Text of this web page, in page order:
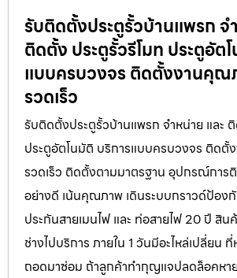
รับติดตั้งประตูรั้วบ้านแพรก จ
ติดตั้ง ประตูรั้วรีโมท ประตูอัต
แบบครบวงจร ติดตั้งงานคุณ
รวดเร็ว
รับติดตั้งประตูรั้วบ้านแพรก จำหน่าย และ
ประตูอัตโนมัติ บริการแบบครบวงจร ติดตั้
รวดเร็ว ติดตั้งตามมาตรฐาน อุปกรณ์การ
อย่างดี เน้นคุณภาพ เดินระบบกราวด์ป้อง
ประกันสายเมนไฟ และ ท่อสายไฟ 20 ปี สิน
ช่างไปบริการ ภายใน 1 วันมีอะไหล่เปลี่ยน
ถอดมาซ่อม ถ้าลูกค้าทำกุญแจปลดล็อคหาย